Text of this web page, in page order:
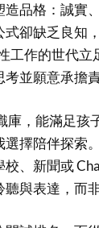
造品格：誠實
式卻缺乏良知
工作的世代
並願意承擔
庫，能滿足孩
選擇陪伴探索
、新聞或
與表達，而